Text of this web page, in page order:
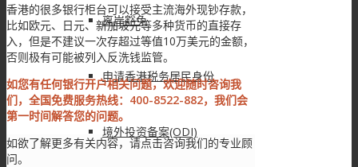
离岸豁免
申请香港税务居民身份
境外投资备案(ODI)
香港的很多银行柜台可以接受主流海外现钞存款，
比如欧元、日元、新加坡元等多种货币的直接存
入，但是不建议一次存超过等值10万美元的金额，
否则极有可能被列入反洗钱监管。
如您有任何银行开户相关问题，欢迎随时咨询我
们，全国免费服务热线：400-8522-882，我们会
第一时间解答您的问题。
如欲了解更多有关内容，请点击咨询我们的专业顾
问。